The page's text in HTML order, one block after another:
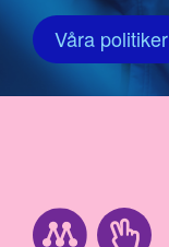
Våra politiker